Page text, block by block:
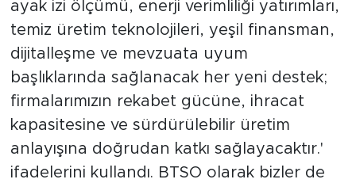
ayak izi ölçümü, enerji verimliliği yatırımları,
temiz üretim teknolojileri, yeşil finansman,
dijitalleşme ve mevzuata uyum
başlıklarında sağlanacak her yeni destek;
firmalarımızın rekabet gücüne, ihracat
kapasitesine ve sürdürülebilir üretim
anlayışına doğrudan katkı sağlayacaktır.'
ifadelerini kullandı. BTSO olarak bizler de